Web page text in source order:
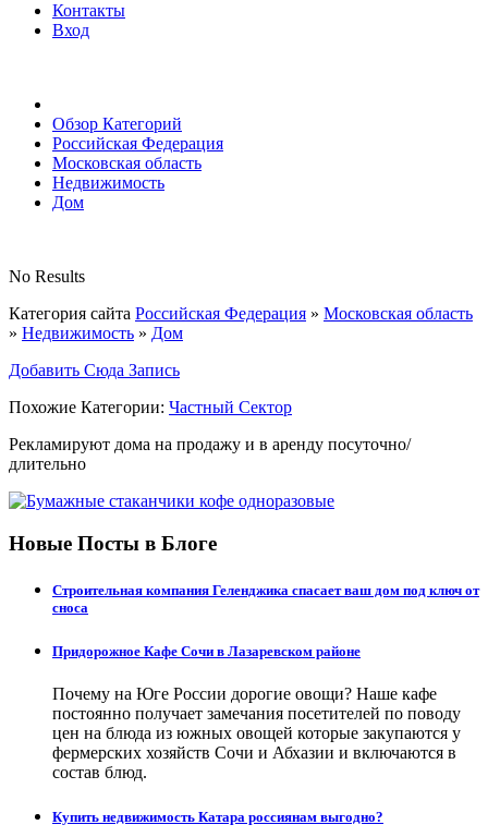
Контакты
Вход
Обзор Категорий
Российская Федерация
Московская область
Недвижимость
Дом
No Results
Категория сайта Российская Федерация » Московская область
» Недвижимость » Дом
Добавить Сюда Запись
Похожие Категории: Частный Сектор
Рекламируют дома на продажу и в аренду посуточно/
длительно
Новые Посты в Блоге
Строительная компания Геленджика спасает ваш дом под ключ от
сноса
Придорожное Кафе Сочи в Лазаревском районе
Почему на Юге России дорогие овощи? Наше кафе
постоянно получает замечания посетителей по поводу
цен на блюда из южных овощей которые закупаются у
фермерских хозяйств Сочи и Абхазии и включаются в
состав блюд.
Купить недвижимость Катара россиянам выгодно?